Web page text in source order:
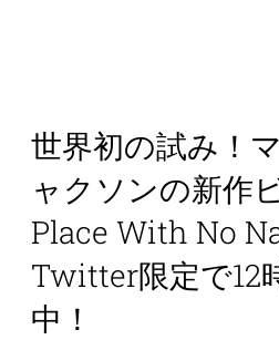
世界初の試み！
ャクソンの新作
Place With No
Twitter限定で12
中！